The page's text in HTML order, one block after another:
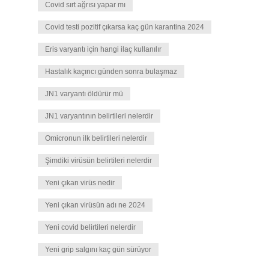
Covid sırt ağrısı yapar mı
Covid testi pozitif çıkarsa kaç gün karantina 2024
Eris varyantı için hangi ilaç kullanılır
Hastalık kaçıncı günden sonra bulaşmaz
JN1 varyantı öldürür mü
JN1 varyantının belirtileri nelerdir
Omicronun ilk belirtileri nelerdir
Şimdiki virüsün belirtileri nelerdir
Yeni çıkan virüs nedir
Yeni çıkan virüsün adı ne 2024
Yeni covid belirtileri nelerdir
Yeni grip salgını kaç gün sürüyor